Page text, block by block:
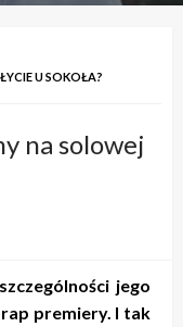
U SOKOŁA?
na solowej
jego
premiery. I tak